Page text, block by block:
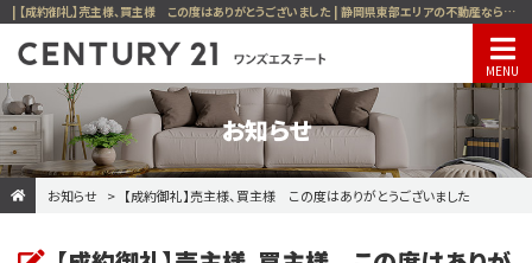
| 【成約御礼】売主様、買主様 この度はありがとうございました | 静岡県東部エリアの不動産ならお任せください！
お知らせ
お知らせ 【成約御礼】売主様、買主様 この度はありがとうございました